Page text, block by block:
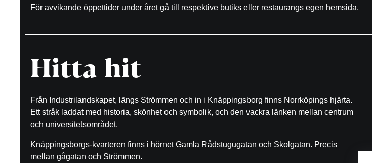
För avvikande öppettider under året gå till respektive butiks eller restaurangs egen hemsida.
Hitta hit
Från Industrilandskapet, längs Strömmen och in i Knäppingsborg finns Norrköpings hjärta.
Ett stråk laddat med historia, skönhet och symbolik, och den vackra länken mellan centrum
och universitetsområdet.
Knäppingsborgs-kvarteren finns i hörnet Gamla Rådstugugatan och Skolgatan. Precis
mellan gågatan och Strömmen.